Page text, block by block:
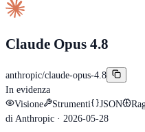
Claude Opus 4.8
anthropic/claude-opus-4.8
In evidenza
Visione
Strumenti JSON
di Anthropic · 2026-05-28